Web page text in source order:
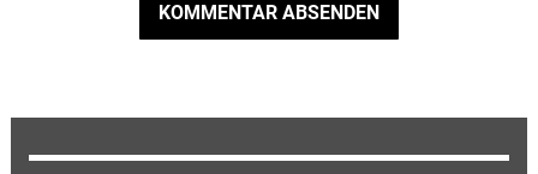
KOMMENTAR ABSENDEN